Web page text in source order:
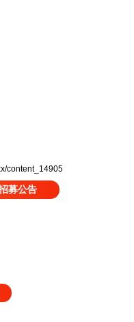
content_14905
募公告